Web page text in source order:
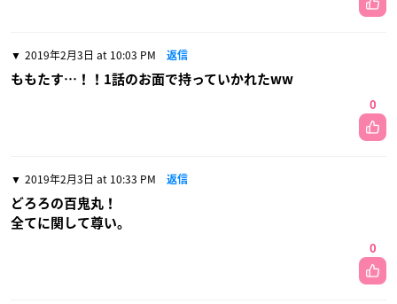
2019年2月3日 at 10:03 PM 返信
ももたす…！！1話のお面で持っていかれたww
0
2019年2月3日 at 10:33 PM 返信
どろろの百鬼丸！
全てに関して尊い。
0